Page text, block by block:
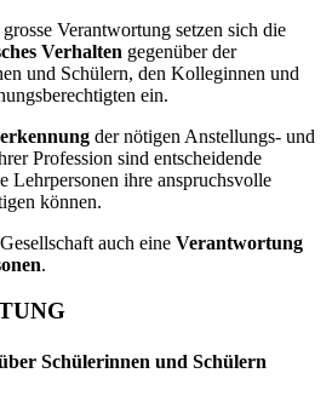
Verantwortung setzen sich die
Verhalten gegenüber der
und Schülern, den Kolleginnen und
ein.
der nötigen Anstellungs- und
Profession sind entscheidende
Lehrpersonen ihre anspruchsvolle
können.
auch eine Verantwortung
.
Schülerinnen und Schülern